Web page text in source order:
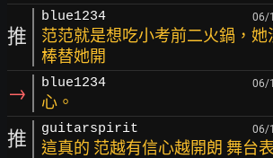
推
blue1234 06/
范范就是想吃小考前二火鍋，她
棒替她開
→ blue1234 06/
心。
推 guitarspirit 06/
這真的 范越有信心越開朗 舞台